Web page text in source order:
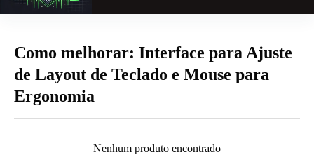
Como melhorar: Interface para Ajuste
de Layout de Teclado e Mouse para
Ergonomia
Nenhum produto encontrado